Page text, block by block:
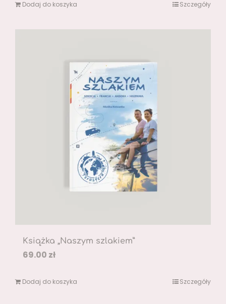
Dodaj do koszyka Szczegóły
Książka „Naszym szlakiem”
69.00 zł
Dodaj do koszyka Szczegóły